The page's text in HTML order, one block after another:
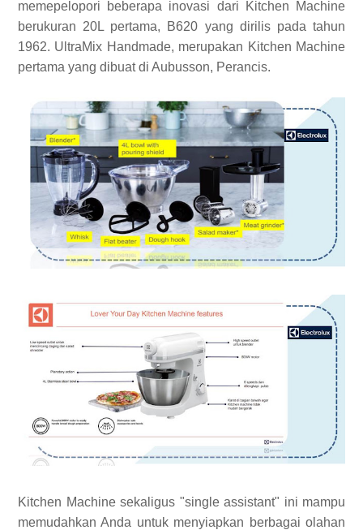
memepelopori beberapa inovasi dari Kitchen Machine
berukuran 20L pertama, B620 yang dirilis pada tahun
1962. UltraMix Handmade, merupakan Kitchen Machine
pertama yang dibuat di Aubusson, Perancis.
Kitchen Machine sekaligus "single assistant" ini mampu
memudahkan Anda untuk menyiapkan berbagai olahan